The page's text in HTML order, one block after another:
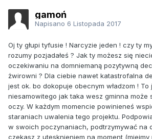
gamoń
Napisano 6 Listopada 2017
Oj ty głupi tyfusie ! Narcyzie jeden ! czy ty
rozumy pozjadałeś ? Jak ty możesz się
oczekiwaniu na domniemaną pozytywną
żwirowni ? Dla ciebie nawet katastrofalna
jest ok. bo dokopuje obecnym władzom ! To
niesamowitego jak taka wesz gminna może
oczy. W każdym momencie powinieneś
staraniach uwalenia tego projektu.
w swoich poczynaniach, podtrzymywać na
czekasz z utęsknieniem na moment (miejmy